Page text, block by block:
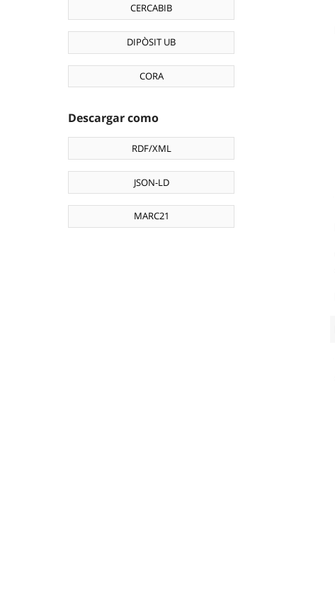
CERCABIB
DIPÒSIT UB
CORA
Descargar como
RDF/XML
JSON-LD
MARC21